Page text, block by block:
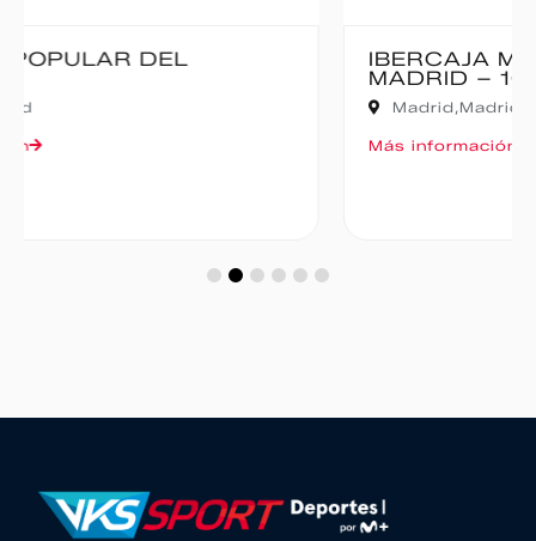
IBERCAJA MADRID CORRE POR